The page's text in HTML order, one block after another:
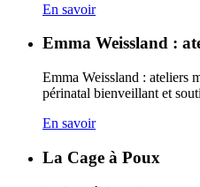
En savoir
Emma Weissland :
Emma Weissland : ateliers
périnatal bienveillant et
En savoir
La Cage à Poux